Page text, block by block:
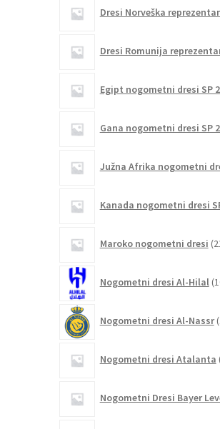
Dresi Norveška
Dresi Romunija
Egipt nogometni dresi SP
Gana nogometni dresi SP
Južna Afrika nogometni
Kanada nogometni dresi
Maroko nogometni dresi
Nogometni dresi Al-Hilal
Nogometni dresi Al-Nassr
Nogometni dresi Atalanta
Nogometni Dresi Bayer